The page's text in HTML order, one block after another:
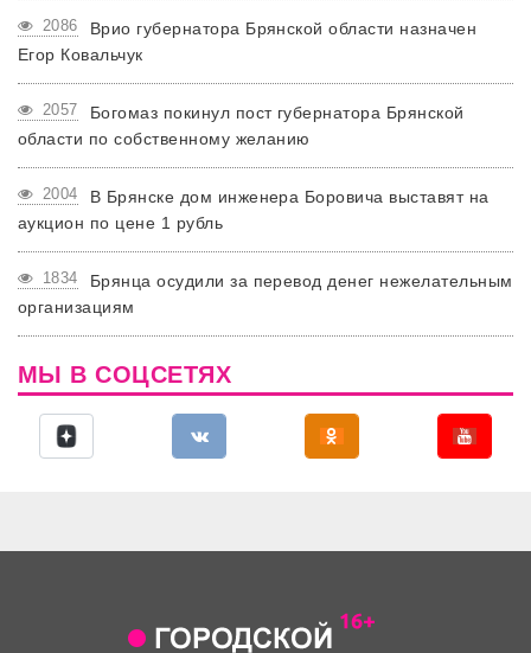
2086
Врио губернатора Брянской области назначен
Егор Ковальчук
2057
Богомаз покинул пост губернатора Брянской
области по собственному желанию
2004
В Брянске дом инженера Боровича выставят на
аукцион по цене 1 рубль
1834
Брянца осудили за перевод денег нежелательным
организациям
МЫ В СОЦСЕТЯХ